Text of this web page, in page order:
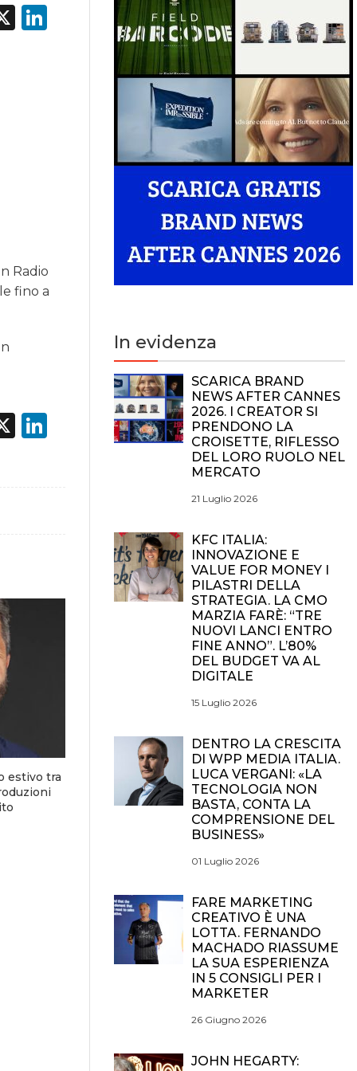
X LinkedIn
Radio
fino a
X LinkedIn
estivo tra
In evidenza
SCARICA BRAND
NEWS AFTER CANNES
2026. I CREATOR SI
PRENDONO LA
CROISETTE, RIFLESSO
DEL LORO RUOLO NEL
MERCATO
21 Luglio 2026
KFC ITALIA:
INNOVAZIONE E
VALUE FOR MONEY I
PILASTRI DELLA
STRATEGIA. LA CMO
MARZIA FARÈ: “TRE
NUOVI LANCI ENTRO
FINE ANNO”. L’80%
DEL BUDGET VA AL
DIGITALE
15 Luglio 2026
DENTRO LA CRESCITA
DI WPP MEDIA ITALIA.
LUCA VERGANI: «LA
TECNOLOGIA NON
BASTA, CONTA LA
COMPRENSIONE DEL
BUSINESS»
01 Luglio 2026
FARE MARKETING
CREATIVO È UNA
LOTTA. FERNANDO
MACHADO RIASSUME
LA SUA ESPERIENZA
IN 5 CONSIGLI PER I
MARKETER
26 Giugno 2026
JOHN HEGARTY: